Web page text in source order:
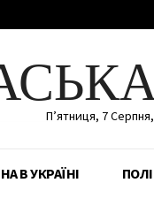
П’ятниця, 7
В УКРАЇНІ